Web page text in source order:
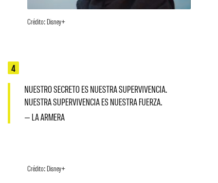
Crédito: Disney+
4
NUESTRO SECRETO ES NUESTRA SUPERVIVENCIA.
NUESTRA SUPERVIVENCIA ES NUESTRA FUERZA.
— LA ARMERA
Crédito: Disney+